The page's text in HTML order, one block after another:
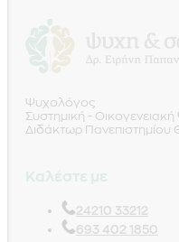
Ψυχολόγος
Συστημική -
Διδάκτωρ Πανεπιστημίου
24210 33212
693 402 1850